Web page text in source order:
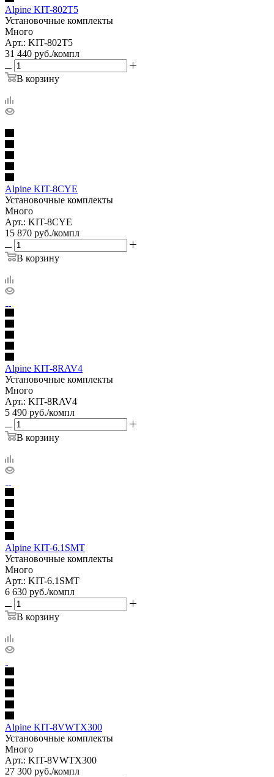
Alpine KIT-802T5
Установочные комплекты
Много
Арт.: KIT-802T5
31 440 руб./компл
В корзину
Alpine KIT-8CYE
Установочные комплекты
Много
Арт.: KIT-8CYE
15 870 руб./компл
В корзину
Alpine KIT-8RAV4
Установочные комплекты
Много
Арт.: KIT-8RAV4
5 490 руб./компл
В корзину
Alpine KIT-6.1SMT
Установочные комплекты
Много
Арт.: KIT-6.1SMT
6 630 руб./компл
В корзину
Alpine KIT-8VWTX300
Установочные комплекты
Много
Арт.: KIT-8VWTX300
27 300 руб./компл